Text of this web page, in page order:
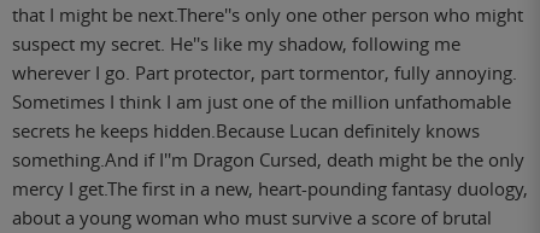
that I might be next.There''s only one other person who might
suspect my secret. He''s like my shadow, following me
wherever I go. Part protector, part tormentor, fully annoying.
Sometimes I think I am just one of the million unfathomable
secrets he keeps hidden.Because Lucan definitely knows
something.And if I''m Dragon Cursed, death might be the only
mercy I get.The first in a new, heart-pounding fantasy duology,
about a young woman who must survive a score of brutal